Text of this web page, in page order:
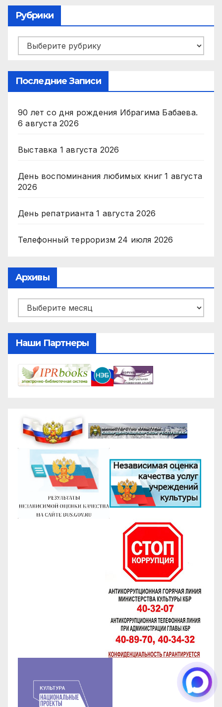
Рубрики
Рубрики
Последние Записи
90 лет со дня рождения Ибрагима Бабаева.
6 августа 2026
Выставка 1 августа 2026
День воспоминания любимых книг 1 августа
2026
День репатрианта 1 августа 2026
Телефонный терроризм 24 июля 2026
Архивы
Архивы
Наши Партнеры